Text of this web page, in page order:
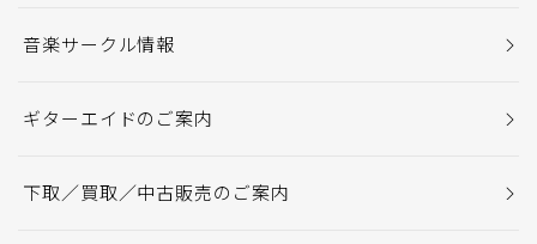
音楽サークル情報
ギターエイドのご案内
下取／買取／中古販売のご案内